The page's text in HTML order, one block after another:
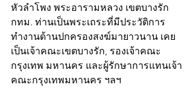
หัวลำโพง พระอารามหลวง เขตบางรัก
กทม. ท่านเป็นพระเถระที่มีประวัติการ
ทำงานด้านปกครองสงฆ์มายาวนาน เคย
เป็นเจ้าคณะเขตบางรัก, รองเจ้าคณะ
กรุงเทพ มหานคร และผู้รักษาการแทนเจ้า
คณะกรุงเทพมหานคร ฯลฯ